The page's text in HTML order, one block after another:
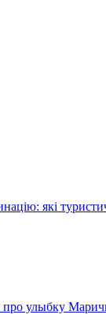
які
улыбку